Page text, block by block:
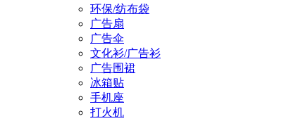
环保/纺布袋
广告扇
广告伞
文化衫/广告衫
广告围裙
冰箱贴
手机座
打火机